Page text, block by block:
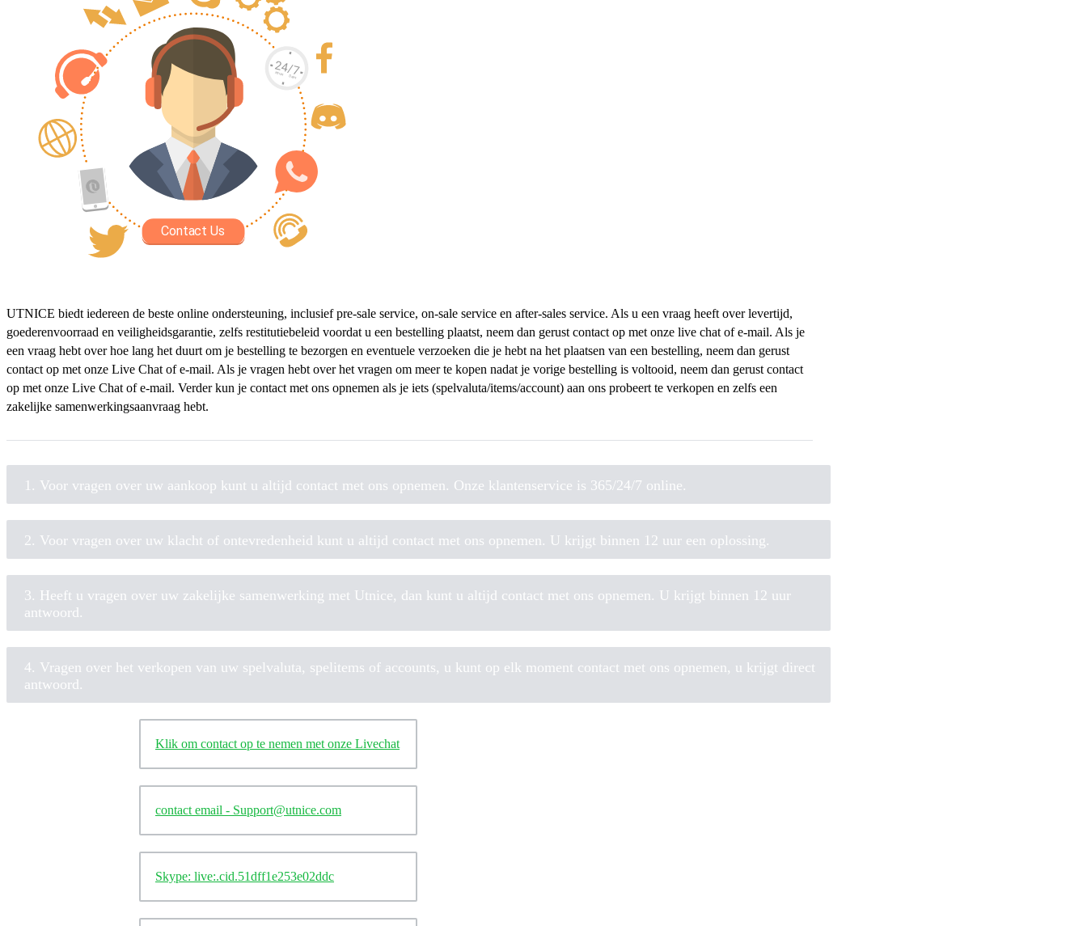
UTNICE biedt iedereen de beste online ondersteuning, inclusief pre-sale service, on-sale service en after-sales service. Als u een vraag heeft over levertijd,
goederenvoorraad en veiligheidsgarantie, zelfs restitutiebeleid voordat u een bestelling plaatst, neem dan gerust contact op met onze live chat of e-mail. Als je
een vraag hebt over hoe lang het duurt om je bestelling te bezorgen en eventuele verzoeken die je hebt na het plaatsen van een bestelling, neem dan gerust
contact op met onze Live Chat of e-mail. Als je vragen hebt over het vragen om meer te kopen nadat je vorige bestelling is voltooid, neem dan gerust contact
op met onze Live Chat of e-mail. Verder kun je contact met ons opnemen als je iets (spelvaluta/items/account) aan ons probeert te verkopen en zelfs een
zakelijke samenwerkingsaanvraag hebt.
1. Voor vragen over uw aankoop kunt u altijd contact met ons opnemen. Onze klantenservice is 365/24/7 online.
2. Voor vragen over uw klacht of ontevredenheid kunt u altijd contact met ons opnemen. U krijgt binnen 12 uur een oplossing.
3. Heeft u vragen over uw zakelijke samenwerking met Utnice, dan kunt u altijd contact met ons opnemen. U krijgt binnen 12 uur
antwoord.
4. Vragen over het verkopen van uw spelvaluta, spelitems of accounts, u kunt op elk moment contact met ons opnemen, u krijgt direct
antwoord.
Klik om contact op te nemen met onze Livechat
contact email - Support@utnice.com
Skype: live:.cid.51dff1e253e02ddc